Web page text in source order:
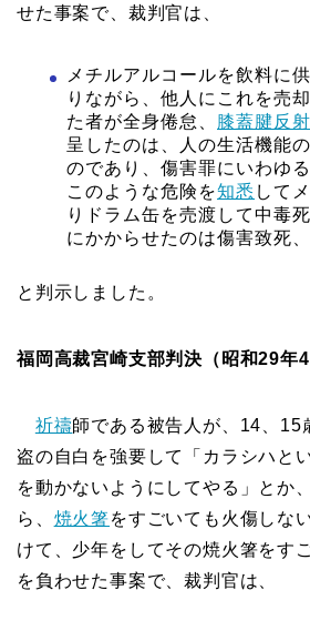
せた事案で、裁判官は、
メチルアルコールを飲料に
りながら、他人にこれを売
た者が全身倦怠、 膝蓋腱反射
呈したのは、人の生活機能
のであり、傷害罪にいわゆ
このような危険を知悉 して
りドラム缶を売渡して中毒
にかからせたのは傷害致死
と判示しました。
福岡高裁宮崎支部判決（昭和29年4
祈禱師である被告人が、14、15
盗の自白を強要して「カラシハと
を動かないようにしてやる」とか
ら、 焼火箸をすごいても火傷しな
けて、少年をしてその焼火箸をす
を負わせた事案で、裁判官は、